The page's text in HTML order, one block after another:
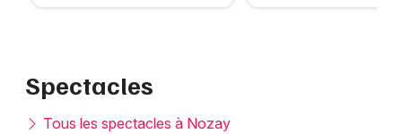
Spectacles
Tous les spectacles à Nozay